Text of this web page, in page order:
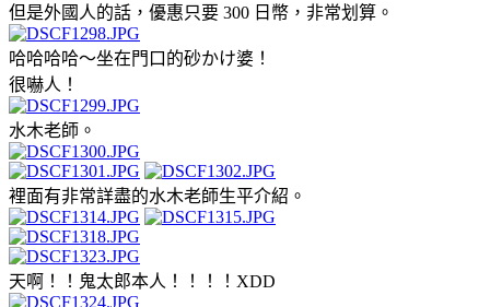
但是外國人的話，優惠只要 300 日幣，非常划算。
哈哈哈哈～坐在門口的砂かけ婆！
很嚇人！
水木老師。
裡面有非常詳盡的水木老師生平介紹。
天啊！！鬼太郎本人！！！！XDD